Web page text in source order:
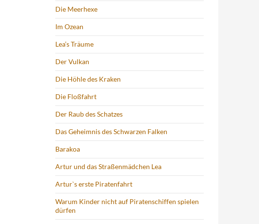
Die Meerhexe
Im Ozean
Lea’s Träume
Der Vulkan
Die Höhle des Kraken
Die Floßfahrt
Der Raub des Schatzes
Das Geheimnis des Schwarzen Falken
Barakoa
Artur und das Straßenmädchen Lea
Artur`s erste Piratenfahrt
Warum Kinder nicht auf Piratenschiffen spielen
dürfen